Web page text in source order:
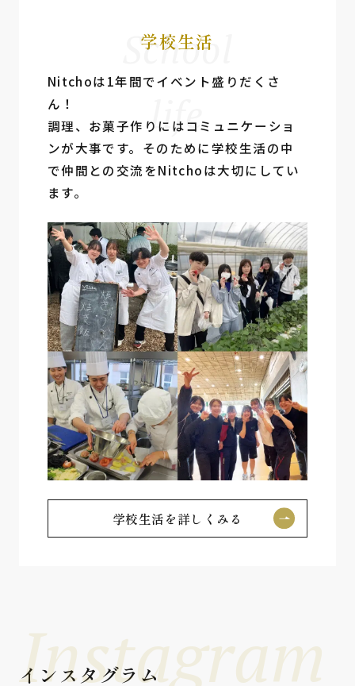
学校生活
School
life
Nitchoは1年間でイベント盛りだくさ
ん！
調理、お菓⼦作りにはコミュニケーショ
ンが⼤事です。そのために学校⽣活の中
で仲間との交流をNitchoは⼤切にしてい
ます。
学校生活を詳しくみる
インスタグラム
Instagram